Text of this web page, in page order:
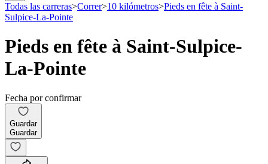
Todas las carreras>Correr>10 kilómetros>Pieds en fête à Saint-
Sulpice-La-Pointe
Pieds en fête à Saint-Sulpice-
La-Pointe
Fecha por confirmar
Guardar
Guardar